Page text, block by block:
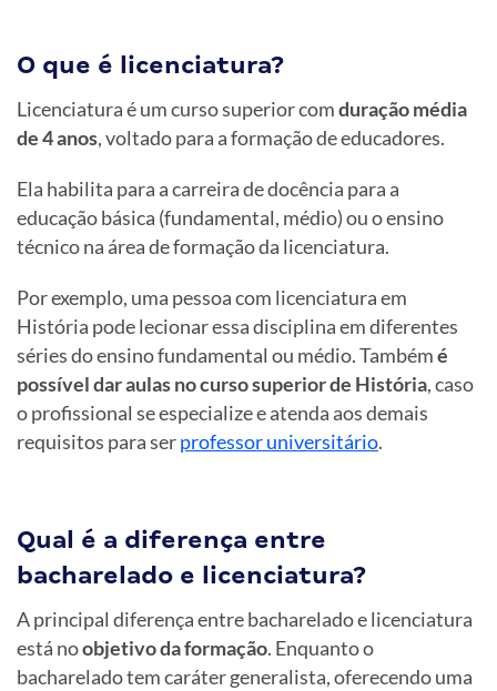
O que é licenciatura?
Licenciatura é um curso superior comduração média
de 4 anos, voltado para a formação de educadores.
Ela habilita para a carreira de docência para a
educação básica (fundamental, médio) ou o ensino
técnico na área de formação da licenciatura.
Por exemplo, uma pessoa com licenciatura em
História pode lecionar essa disciplina em diferentes
séries do ensino fundamental ou médio. Tambémé
possível dar aulas no curso superior de História, caso
o profissional se especialize e atenda aos demais
requisitos para serprofessor universitário.
Qual é a diferença entre
bacharelado e licenciatura?
A principal diferença entre bacharelado e licenciatura
está noobjetivo da formação. Enquanto o
bacharelado tem caráter generalista, oferecendo uma